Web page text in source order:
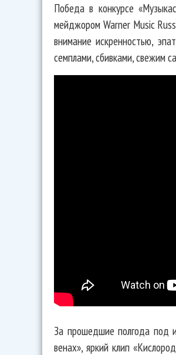
Победа в конкурсе
мейджором Warner Music
внимание искренностью,
семплами, сбивками, свежим
За прошедшие полгода под
венах», яркий клип